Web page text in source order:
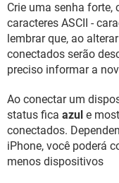
Crie uma senha
caracteres ASCII -
lembrar que, ao
conectados serão
preciso informar a
Ao conectar um
status fica azul e
conectados.
iPhone, você poderá
menos dispositivos